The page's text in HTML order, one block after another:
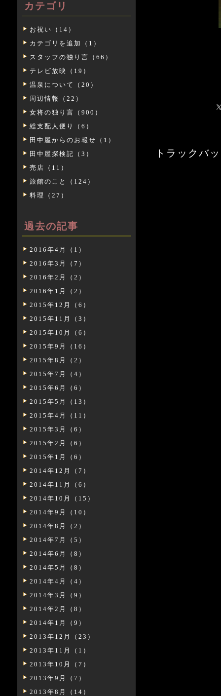
カテゴリ
お祝い（14）
カテゴリを追加（1）
スタッフの独り言（66）
テレビ放映（19）
温泉について（20）
周辺情報（22）
女将の独り言（900）
総支配人便り（6）
田中屋からのお報せ（1）
田中屋探検記（3）
売店（11）
旅館のこと（124）
料理（27）
過去の記事
2016年4月（1）
2016年3月（7）
2016年2月（2）
2016年1月（2）
2015年12月（6）
2015年11月（3）
2015年10月（6）
2015年9月（16）
2015年8月（2）
2015年7月（4）
2015年6月（6）
2015年5月（13）
2015年4月（11）
2015年3月（6）
2015年2月（6）
2015年1月（6）
2014年12月（7）
2014年11月（6）
2014年10月（15）
2014年9月（10）
2014年8月（2）
2014年7月（5）
2014年6月（8）
2014年5月（8）
2014年4月（4）
2014年3月（9）
2014年2月（8）
2014年1月（9）
2013年12月（23）
2013年11月（1）
2013年10月（7）
2013年9月（7）
2013年8月（14）
トラックバ